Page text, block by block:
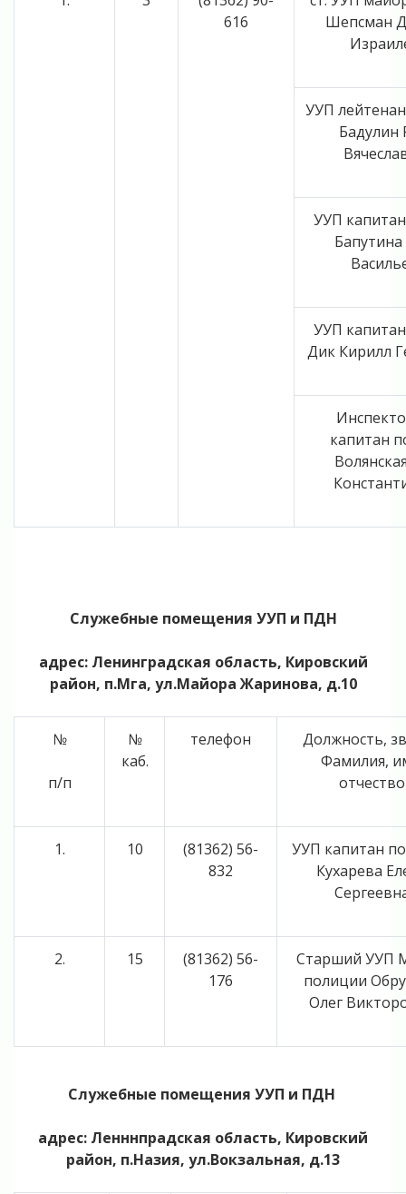
616
Шепсман
УУП
Бадулин
УУП
УУП
Дик Кирилл
капитан
Служебные помещения УУП и ПДН
адрес: Ленинградская область, Кировский
район, п.Мга, ул.Майора Жаринова, д.10
№
п/п
№
каб.
телефон
Должность,
Фамилия,
отчество
1. 10
(81362) 56-
832
УУП капитан
Кухарева
2. 15
(81362) 56-
176
Старший УУП
полиции
Олег
Служебные помещения УУП и ПДН
адрес: Ленннпрадская область, Кировский
район, п.Назия, ул.Вокзальная, д.13